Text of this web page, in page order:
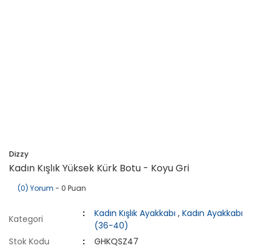
Dizzy
Kadın Kışlık Yüksek Kürk Botu - Koyu Gri
(0) Yorum - 0 Puan
Kategori
Kadın Kışlık Ayakkabı ,Kadın Ayakkabı
(36-40)
Stok Kodu
GHKQSZ47